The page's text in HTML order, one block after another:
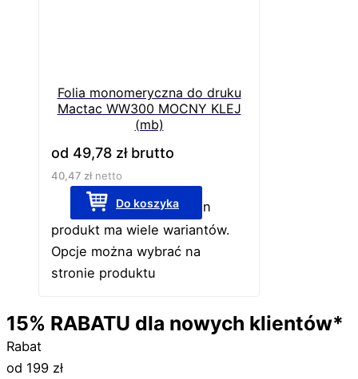
Folia monomeryczna do druku
Mactac WW300 MOCNY KLEJ
(mb)
od 49,78 złbrutto
40,47 złnetto
Do koszyka
Ten
produkt ma wiele wariantów.
Opcje można wybrać na
stronie produktu
15% RABATU dla nowych klientów*
Rabat
od 199 zł